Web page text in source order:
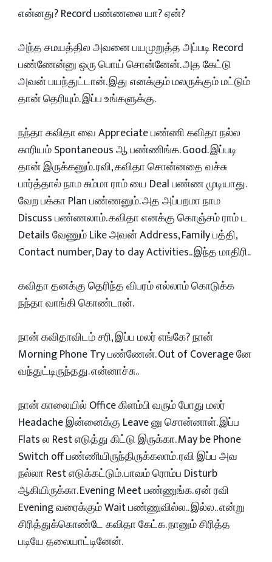
என்னது? Record பண்ணலை யா? ஏன்?
அந்த சமயத்தில அவனை பயமுறுத்த அப்படி Record
பண்ணேன்னு ஒரு பொய் சொன்னேன். அத கேட்டு
அவன் பயந்துட்டான். இது எனக்கும் மலருக்கும் மட்டும்
தான் தெரியும். இப்ப உங்களுக்கு.
நந்தா கவிதா வை Appreciate பண்ணி கவிதா நல்ல
காரியம் Spontaneous ஆ பண்ணிங்க. Good. இப்படி
தான் இருக்கனும். ரவி, கவிதா சொன்னதை வச்சு
பார்த்தால் நாம சும்மா ராம் யை Deal பண்ண முடியாது.
வேற பக்கா Plan பண்ணனும். அத அப்பறமா நாம
Discuss பண்ணலாம். கவிதா எனக்கு கொஞ்சம் ராம் ட
Details வேணும் Like அவன் Address, Family பத்தி,
Contact number, Day to day Activities.. இந்த மாதிரி..
கவிதா தனக்கு தெரிந்த விபரம் எல்லாம் கொடுக்க
நந்தா வாங்கி கொண்டான்.
நான் கவிதாவிடம் சரி, இப்ப மலர் எங்கே? நான்
Morning Phone Try பண்ணேன். Out of Coverage னே
வந்துட்டிருந்தது. என்னாச்சு..
நான் காலையில் Office கிளம்பி வரும் போது மலர்
Headache இன்னைக்கு Leave னு சொன்னாள். இப்ப
Flats ல Rest எடுத்து கிட்டு இருக்கா. May be Phone
Switch off பண்ணியிருந்திருக்கலாம். ரவி இப்ப அவ
நல்லா Rest எடுக்கட்டும். பாவம் ரொம்ப Disturb
ஆகியிருக்கா. Evening Meet பண்ணுங்க. ஏன் ரவி
Evening வரைக்கும் Wait பண்ணுவில்ல.. இல்ல.. என்று
சிரித்துக்கொண்டே கவிதா கேட்க. நானும் சிரித்த
படியே தலையாட்டினேன்.